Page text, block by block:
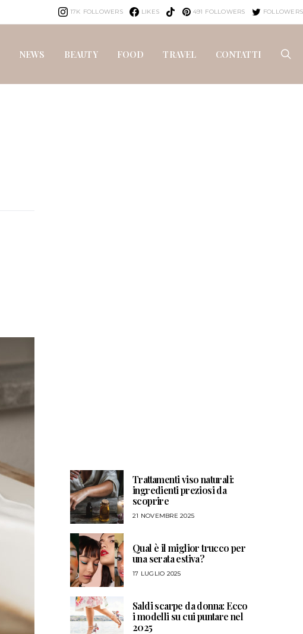
17K FOLLOWERS LIKES 491 FOLLOWERS FOLLOWERS
NEWS BEAUTY FOOD TRAVEL CONTATTI
Trattamenti viso naturali:
ingredienti preziosi da
scoprire
21 NOVEMBRE 2025
Qual è il miglior trucco per
una serata estiva?
17 LUGLIO 2025
Saldi scarpe da donna: Ecco
i modelli su cui puntare nel
2025